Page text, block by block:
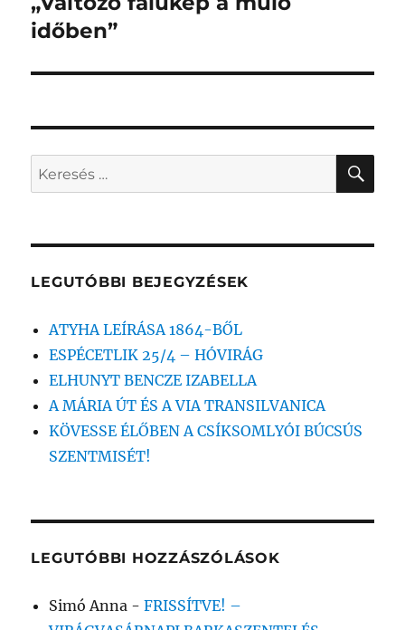
bejegyzés:
időben”
Keresés
a
kifejezésre:
LEGUTÓBBI BEJEGYZÉSEK
ATYHA LEÍRÁSA 1864-BŐL
ESPÉCETLIK 25/4 – HÓVIRÁG
ELHUNYT BENCZE IZABELLA
A MÁRIA ÚT ÉS A VIA TRANSILVANICA
KÖVESSE ÉLŐBEN A CSÍKSOMLYÓI BÚCSÚS
SZENTMISÉT!
LEGUTÓBBI HOZZÁSZÓLÁSOK
Simó Anna -FRISSÍTVE! –